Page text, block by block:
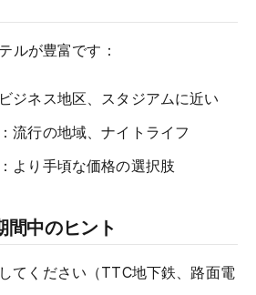
ルが豊富です：
ジネス地区、スタジアムに近い
流行の地域、ナイトライフ
より手頃な価格の選択肢
間中のヒント
てください（TTC地下鉄、路面電